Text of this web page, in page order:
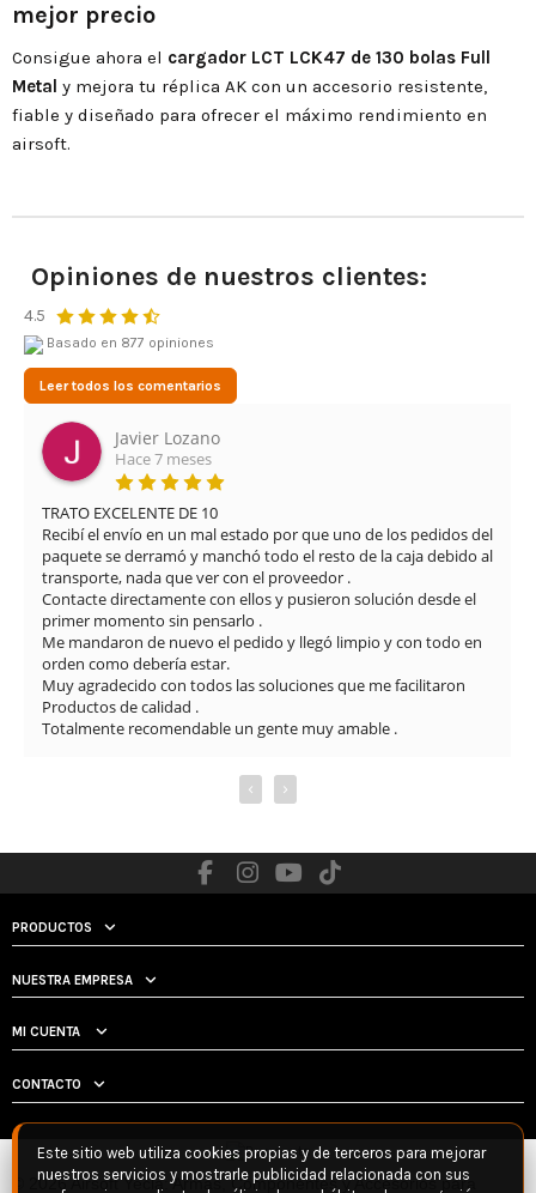
mejor precio
Consigue ahora el cargador LCT LCK47 de 130 bolas Full
Metal y mejora tu réplica AK con un accesorio resistente,
fiable y diseñado para ofrecer el máximo rendimiento en
airsoft.
Opiniones de nuestros clientes:
4.5
Basado en 877 opiniones
Leer todos los comentarios
Javier Lozano
Hace 7 meses
TRATO EXCELENTE DE 10
Recibí el envío en un mal estado por que uno de los pedidos del
paquete se derramó y manchó todo el resto de la caja debido al
transporte, nada que ver con el proveedor .
Contacte directamente con ellos y pusieron solución desde el
primer momento sin pensarlo .
Me mandaron de nuevo el pedido y llegó limpio y con todo en
orden como debería estar.
Muy agradecido con todos las soluciones que me facilitaron
Productos de calidad .
Totalmente recomendable un gente muy amable .
‹ ›
PRODUCTOS
NUESTRA EMPRESA
MI CUENTA
CONTACTO
© 2026 Airsoft Yecla: Armas, Componentes y Accesorios para
Este sitio web utiliza cookies propias y de terceros para mejorar
nuestros servicios y mostrarle publicidad relacionada con sus